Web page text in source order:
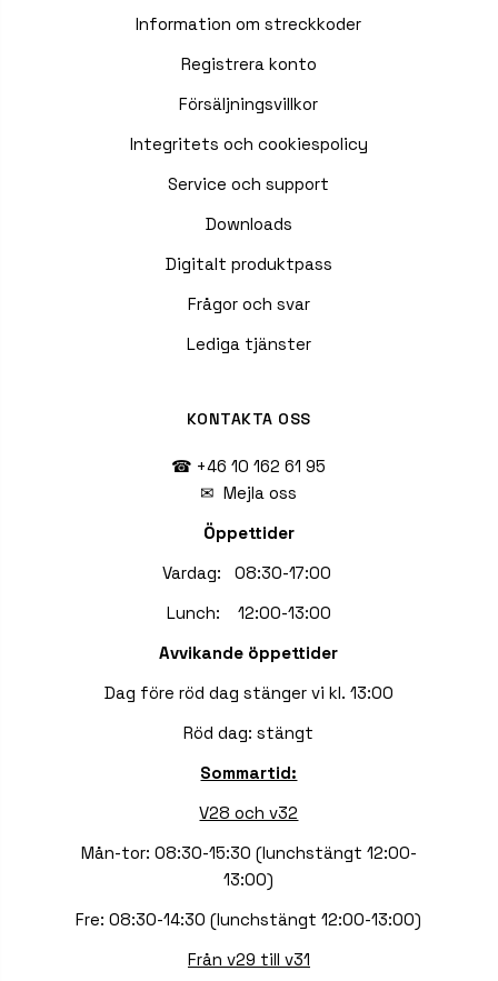
Information om streckkoder
Registrera konto
Försäljningsvillkor
Integritets och cookiespolicy
Service och support
Downloads
Digitalt produktpass
Frågor och svar
Lediga tjänster
KONTAKTA OSS
☎ +46 10 162 61 95
✉Mejla oss
Öppettider
Vardag: 08:30-17:00
Lunch: 12:00-13:00
Avvikande öppettider
Dag före röd dag stänger vi kl. 13:00
Röd dag: stängt
Sommartid:
V28 och v32
Mån-tor: 08:30-15:30 (lunchstängt 12:00-
13:00)
Fre: 08:30-14:30 (lunchstängt 12:00-13:00)
Från v29 till v31